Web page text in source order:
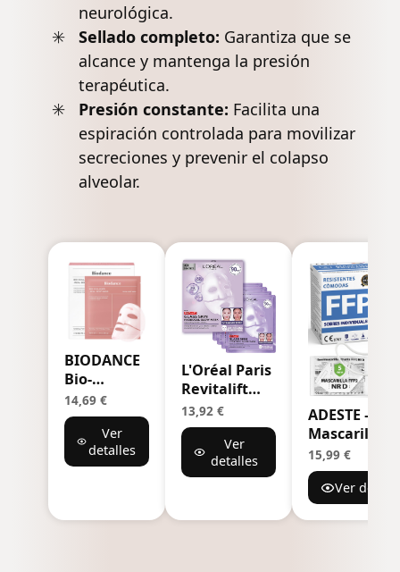
neurológica.
Sellado completo: Garantiza que se
alcance y mantenga la presión
terapéutica.
Presión constante: Facilita una
espiración controlada para movilizar
secreciones y prevenir el colapso
alveolar.
BIODANCE
Bio-
Collagen
Real Deep
Mask -
Mascarilla
Nocturna
14,69 €
Ver
detalles
L'Oréal Paris
Revitalift
Filler Glass
Skin
Mascarilla
Facial
Hidrogel
Piel Jugosa y
13,92 €
Ver
detalles
ADESTE – 50
Mascarillas
FFP2 Blancas
con
CE, cadena
controlada,
15,99 €
Ver